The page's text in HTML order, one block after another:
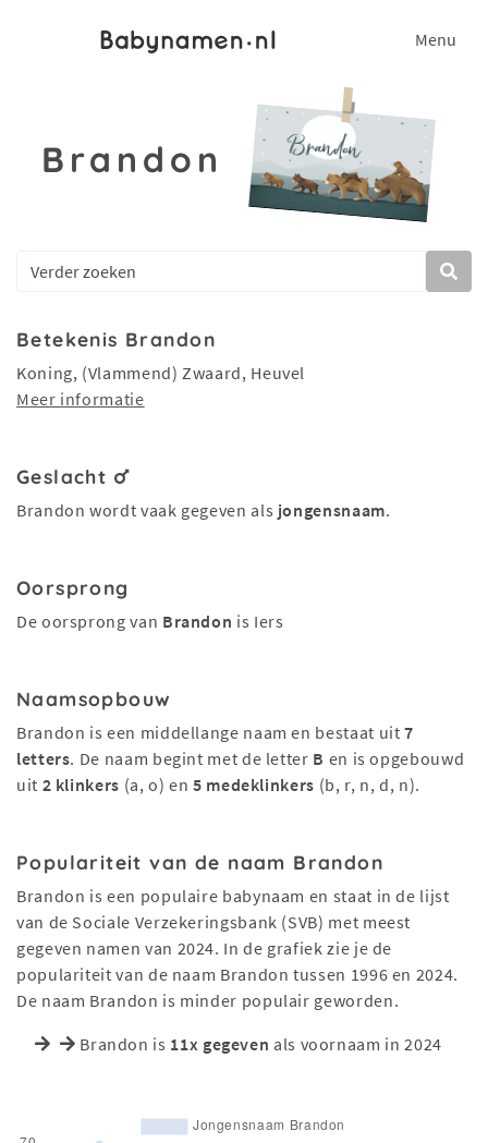
Menu
Brandon
Betekenis Brandon
Koning, (Vlammend) Zwaard, Heuvel
Meer informatie
Geslacht
Brandon wordt vaak gegeven als jongensnaam.
Oorsprong
De oorsprong van Brandon is Iers
Naamsopbouw
Brandon is een middellange naam en bestaat uit7
letters. De naam begint met de letter B en is opgebouwd
uit 2 klinkers (a, o) en5 medeklinkers (b, r, n, d, n).
Populariteit van de naam Brandon
Brandon is een populaire babynaam en staat in de lijst
van de Sociale Verzekeringsbank (SVB) met meest
gegeven namen van 2024. In de grafiek zie je de
populariteit van de naam Brandon tussen 1996 en 2024.
De naam Brandon is minder populair geworden.
Brandon is 11x gegeven als voornaam in 2024